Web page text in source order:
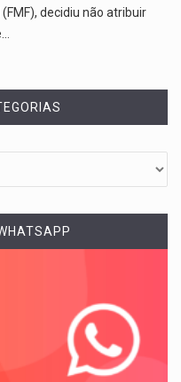
decidiu não atribuir